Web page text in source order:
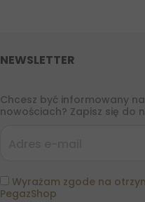
NEWSLETTER
Chcesz być informowany
nowościach? Zapisz się do
Wyrażam zgode na
PegazShop